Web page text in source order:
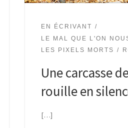
EN ÉCRIVANT
LE MAL QUE L'ON
LES PIXELS MORTS
Une carcasse
rouille en
[…]